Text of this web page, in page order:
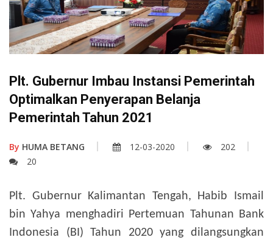
Plt. Gubernur Imbau Instansi Pemerintah
Optimalkan Penyerapan Belanja
Pemerintah Tahun 2021
By HUMA BETANG 12-03-2020
202
20
Plt. Gubernur Kalimantan Tengah, Habib Ismail
bin Yahya menghadiri Pertemuan Tahunan Bank
Indonesia (BI) Tahun 2020 yang dilangsungkan